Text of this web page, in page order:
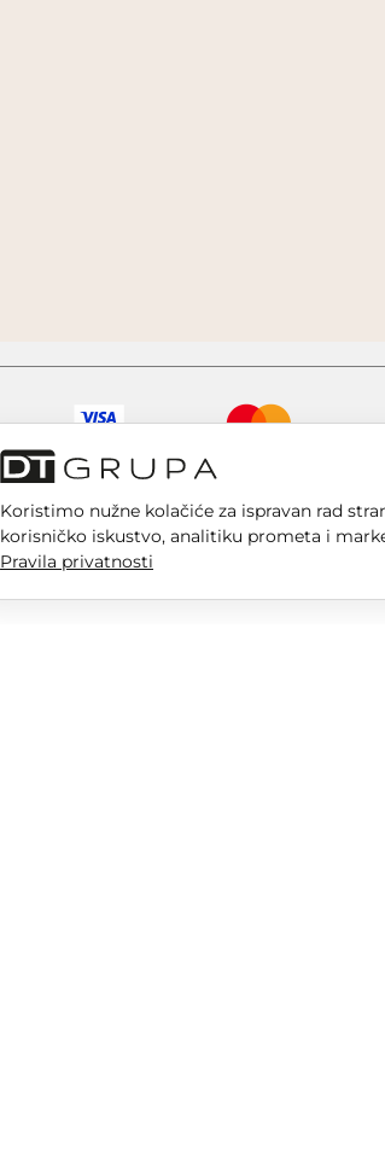
Koristimo nužne kolačiće za ispravan rad
korisničko iskustvo, analitiku prometa i
Pravila privatnosti